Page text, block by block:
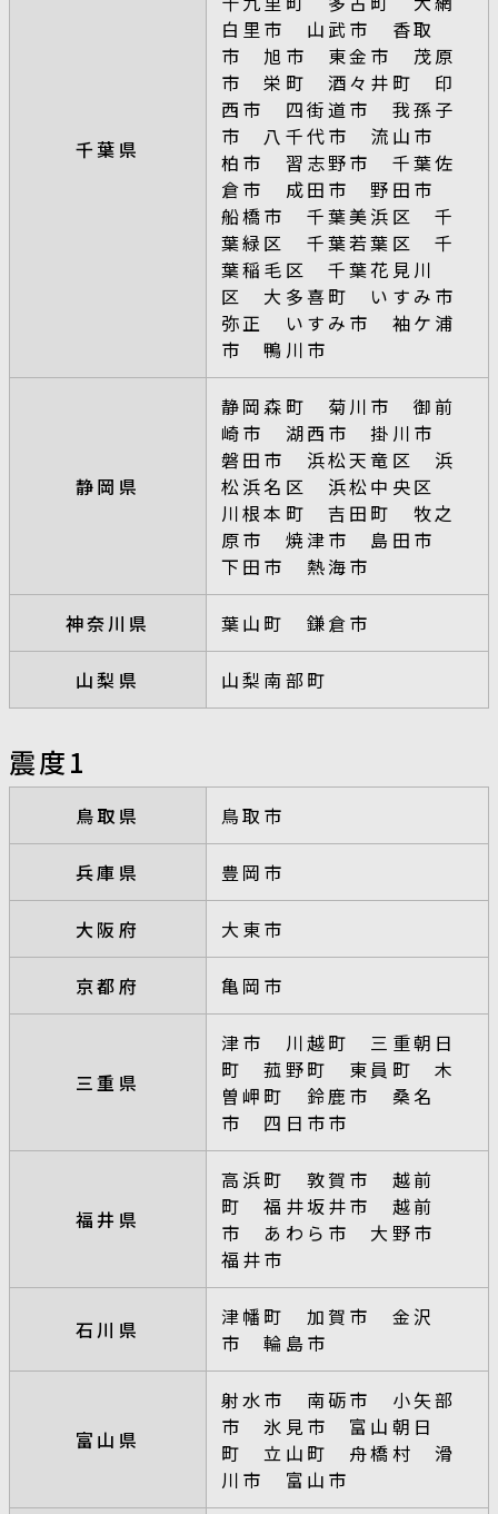
千葉県
白里市 山武市 香取
市 旭市 東金市 茂原
市 栄町 酒々井町 印
西市 四街道市 我孫子
市 八千代市 流山市
柏市 習志野市 千葉佐
倉市 成田市 野田市
船橋市 千葉美浜区 千
葉緑区 千葉若葉区 千
葉稲毛区 千葉花見川
区 大多喜町 いすみ市
弥正 いすみ市 袖ケ浦
市 鴨川市
静岡県
静岡森町 菊川市 御前
崎市 湖西市 掛川市
磐田市 浜松天竜区 浜
松浜名区 浜松中央区
川根本町 吉田町 牧之
原市 焼津市 島田市
下田市 熱海市
神奈川県 葉山町 鎌倉市
山梨県 山梨南部町
震度1
鳥取県 鳥取市
兵庫県 豊岡市
大阪府 大東市
京都府 亀岡市
三重県
津市 川越町 三重朝日
町 菰野町 東員町 木
曽岬町 鈴鹿市 桑名
市 四日市市
福井県
高浜町 敦賀市 越前
町 福井坂井市 越前
市 あわら市 大野市
福井市
石川県
津幡町 加賀市 金沢
市 輪島市
富山県
射水市 南砺市 小矢部
市 氷見市 富山朝日
町 立山町 舟橋村 滑
川市 富山市